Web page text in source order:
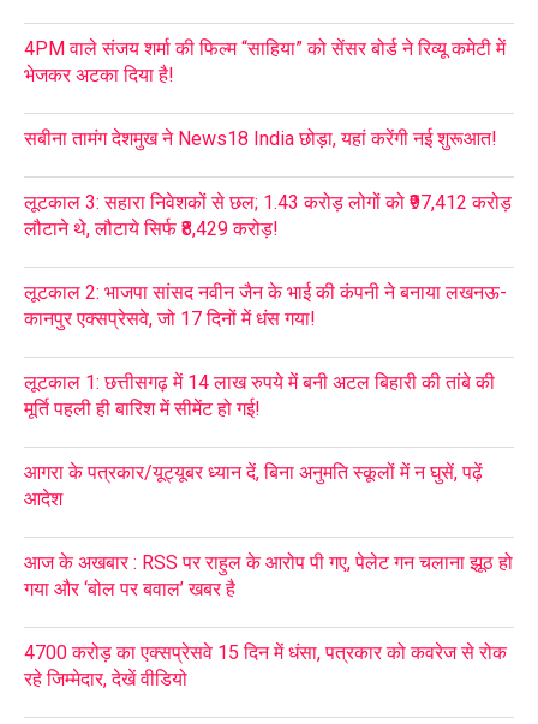
4PM वाले संजय शर्मा की फिल्म “साहिया” को सेंसर बोर्ड ने रिव्यू कमेटी में
भेजकर अटका दिया है!
सबीना तामंग देशमुख ने News18 India छोड़ा, यहां करेंगी नई शुरूआत!
लूटकाल 3: सहारा निवेशकों से छल; 1.43 करोड़ लोगों को ₹97,412 करोड़
लौटाने थे, लौटाये सिर्फ ₹8,429 करोड़!
लूटकाल 2: भाजपा सांसद नवीन जैन के भाई की कंपनी ने बनाया लखनऊ-
कानपुर एक्सप्रेसवे, जो 17 दिनों में धंस गया!
लूटकाल 1: छत्तीसगढ़ में 14 लाख रुपये में बनी अटल बिहारी की तांबे की
मूर्ति पहली ही बारिश में सीमेंट हो गई!
आगरा के पत्रकार/यूट्यूबर ध्यान दें, बिना अनुमति स्कूलों में न घुसें, पढ़ें
आदेश
आज के अखबार : RSS पर राहुल के आरोप पी गए, पेलेट गन चलाना झूठ हो
गया और ‘बोल पर बवाल’ खबर है
4700 करोड़ का एक्सप्रेसवे 15 दिन में धंसा, पत्रकार को कवरेज से रोक
रहे जिम्मेदार, देखें वीडियो